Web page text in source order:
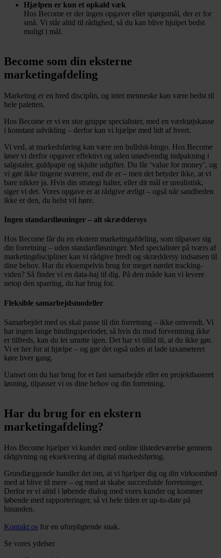
Hjælpen er kun et opkald væk
Hos Become er der ingen opgaver eller spørgsmål, der er for
små. Vi står altid til rådighed, så du kan blive hjulpet bedst
muligt i mål.
Become som din eksterne
marketingafdeling
Marketing er en bred disciplin, og intet menneske kan være bedst til
hele paletten.
Hos Become er vi en stor gruppe specialister, med en værktøjskasse
i konstant udvikling – derfor kan vi hjælpe med lidt af hvert.
Vi ved, at markedsføring kan være ren bullshit-bingo. Hos Become
løser vi derfor opgaver effektivt og uden unødvendig indpakning i
salgstaler, guldpapir og skjulte udgifter. Du får ‘value for money’, og
vi gør ikke tingene sværere, end de er – men det betyder ikke, at vi
bare nikker ja. Hvis din strategi halter, eller dit mål er urealistisk,
siger vi det. Vores opgave er at rådgive ærligt – også når sandheden
ikke er den, du helst vil høre.
Ingen standardløsninger – alt skræddersys
Hos Become får du en ekstern marketingafdeling, som tilpasser sig
din forretning – uden standardløsninger. Med specialister på tværs af
marketingdiscipliner kan vi rådgive bredt og skræddersy indsatsen til
dine behov. Har du eksempelvis brug for meget nørdet tracking-
viden? Så finder vi en data-haj til dig. På den måde kan vi levere
netop den sparring, du har brug for.
Fleksible samarbejdsmodeller
Samarbejdet med os skal passe til din forretning – ikke omvendt. Vi
har ingen lange bindingsperioder, så hvis du mod forventning ikke
er tilfreds, kan du let smutte igen. Det har vi tillid til, at du ikke gør.
Vi er her for at hjælpe – og gør det også uden at lade taxameteret
køre hver gang.
Uanset om du har brug for et fast samarbejde eller en projektbaseret
løsning, tilpasser vi os dine behov og din forretning.
Har du brug for en ekstern
marketingafdeling?
Hos Become hjælper vi kunder med online tilstedeværelse gennem
rådgivning og eksekvering af digital markedsføring.
Grundlæggende handler det om, at vi hjælper dig og din virksomhed
med at blive til mere – og med at skabe succesfulde forretninger.
Derfor er vi altid i løbende dialog med vores kunder og kommer
løbende med rapporteringer, så vi hele tiden er up-to-date på
hinanden.
Kontakt os for en uforpligtende snak.
Se vores ydelser